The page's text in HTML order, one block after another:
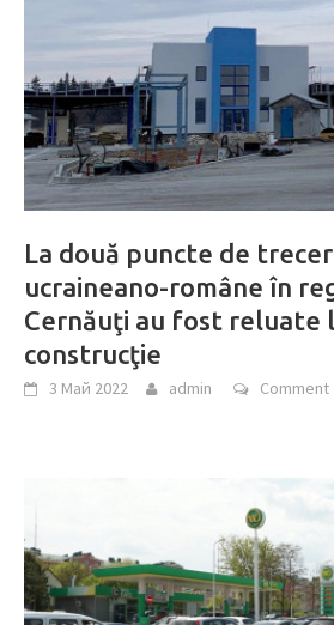
La două puncte de
ucraineano-române în
Cernăuţi au fost reluate
construcţie
3 Май 2022 admin Comment